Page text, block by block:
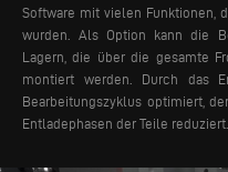
Software mit vielen Funktionen,
wurden. Als Option kann die
Lagern, die über die gesamte
montiert werden.
Durch das
Bearbeitungszyklus optimiert,
Entladephasen der Teile reduziert.